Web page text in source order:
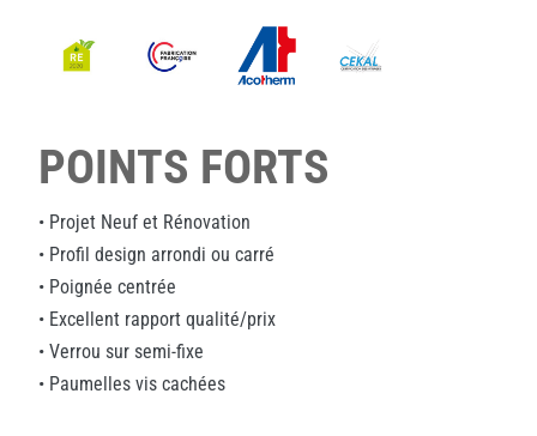
POINTS FORTS
• Projet Neuf et Rénovation
• Profil design arrondi ou carré
• Poignée centrée
• Excellent rapport qualité/prix
• Verrou sur semi-fixe
• Paumelles vis cachées